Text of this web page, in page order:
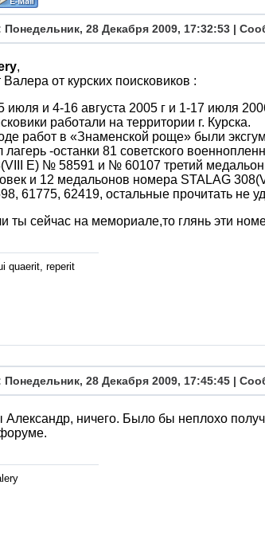
Понедельник, 28 Декабря 2009, 17:32:53 |
,
Валера от курских поисковиков :
июля и 4-16 августа 2005 г и 1-17 июля
работали на территории г. Курска.
работ в «Знаменской роще» были
лагерь -останки 81 советского
E) № 58591 и № 60107 третий медальон
и 12 медальонов номера STALAG
61775, 62419, остальные прочитать не
ты сейчас на мемориале,то глянь эти
quaerit, reperit
Понедельник, 28 Декабря 2009, 17:45:45 |
Александр, ничего. Было бы неплохо